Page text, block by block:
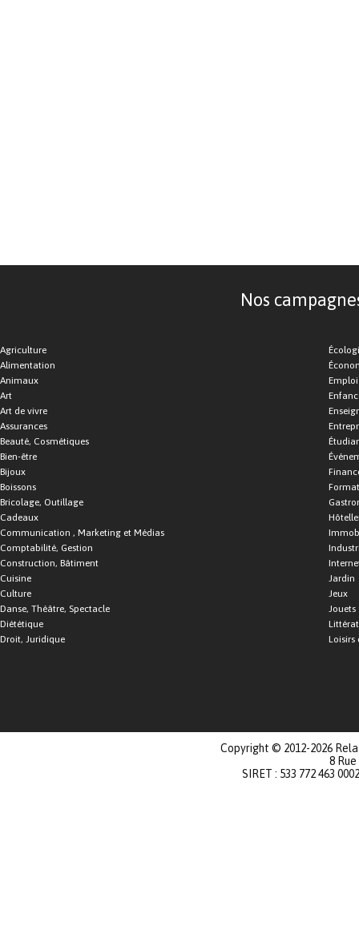
Nos
Agriculture
Alimentation
Animaux
Art
Art de vivre
Assurances
Beauté, Cosmétiques
Bien-être
Bijoux
Boissons
Bricolage, Outillage
Cadeaux
Communication , Marketing et Médias
Comptabilité, Gestion
Construction, Bâtiment
Cuisine
Culture
Danse, Théâtre, Spectacle
Diététique
Droit, Juridique
Emploi
Jardin
Jeux
Jouets
Loisirs
Copyright © 2012-2026
8
SIRET : 533 772 463